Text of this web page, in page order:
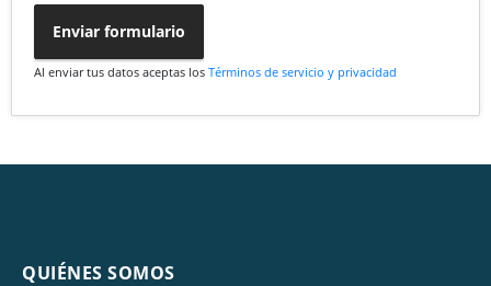
Enviar formulario
Al enviar tus datos aceptas los Términos de servicio y privacidad
QUIÉNES SOMOS